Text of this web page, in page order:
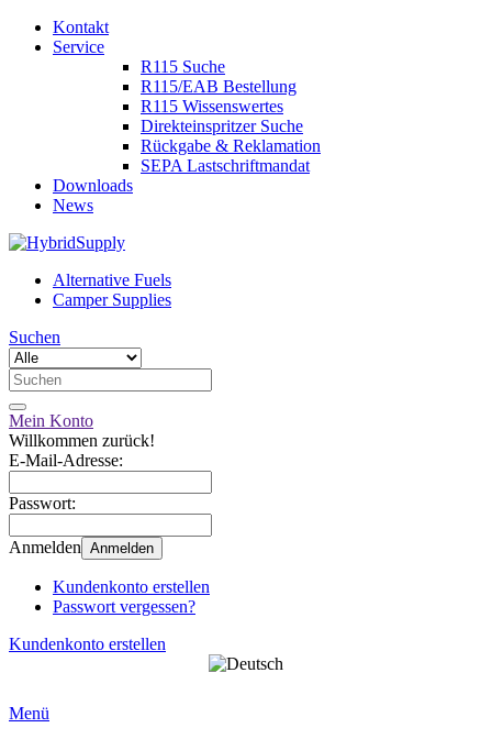
Kontakt
Service
R115 Suche
R115/EAB Bestellung
R115 Wissenswertes
Direkteinspritzer Suche
Rückgabe & Reklamation
SEPA Lastschriftmandat
Downloads
News
Alternative Fuels
Camper Supplies
Suchen
Mein Konto
Willkommen zurück!
E-Mail-Adresse:
Passwort:
Anmelden Anmelden
Kundenkonto erstellen
Passwort vergessen?
Kundenkonto erstellen
Menü